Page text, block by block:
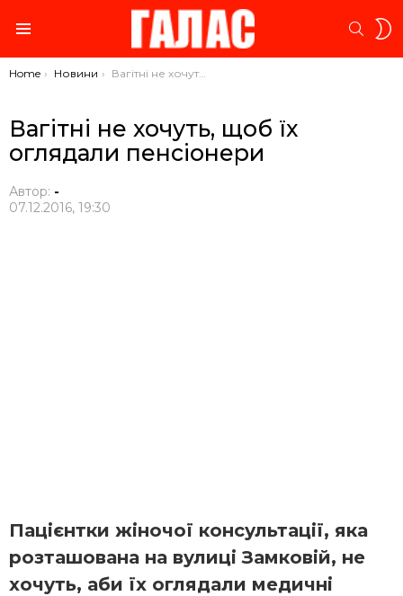
You are here:
Home Новини Вагітні не хочуть, щоб їх оглядали пенсіонери
Вагітні не хочуть, щоб їх
оглядали пенсіонери
Автор: -
07.12.2016, 19:30
Пацієнтки жіночої консультації, яка
розташована на вулиці Замковій, не
хочуть, аби їх оглядали медичні